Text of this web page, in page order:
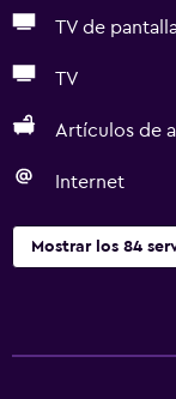
TV de
TV
Artículos de
Internet
Mostrar los 84